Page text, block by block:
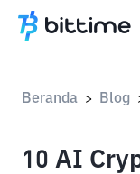
Beranda > Blog
10 AI